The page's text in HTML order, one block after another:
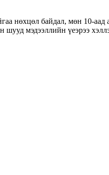
нөхцөл байдал, мөн 10-аад
шууд мэдээллийн үеэрээ